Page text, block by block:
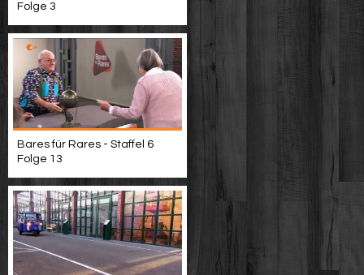
Folge 3
Bares für Rares - Staffel 6
Folge 13